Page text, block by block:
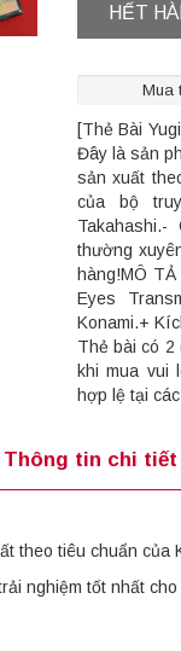
HẾT
Mua
[Thẻ Bài
Đây là sản
sản xuất
của bộ
thường
hàng!MÔ
Eyes
Konami.+
Thẻ bài có 2
khi mua vui
hợp lệ tại
Thông tin chi tiết
theo tiêu chuẩn
nghiệm tốt nhất